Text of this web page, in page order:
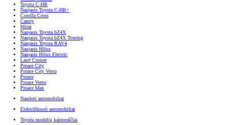
Toyota C-HR
Naujasis Toyota C-HR+
Corolla Cross
Camry
Mirai
Naujasis Toyota bZ4X
Naujasis Toyota bZ4X Touring
Naujasis Toyota RAV4
Naujasis Hilux
Naujasis Hilux Electric
Land Cruiser
Proace City
Proace City Verso
Proace
Proace Verso
Proace Max
Naudoti automobiliai
Elektrifikuoti automobiliai
Toyota modelių kainoraščiai